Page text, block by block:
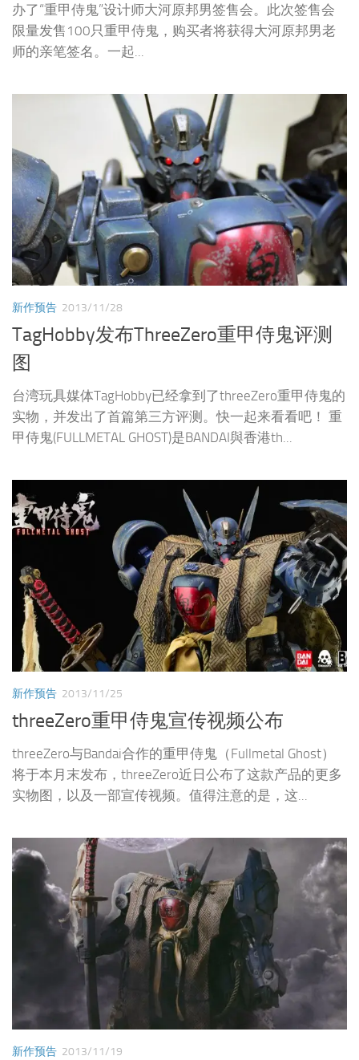
办了“重甲侍鬼”设计师大河原邦男签售会。此次签售会
限量发售100只重甲侍鬼，购买者将获得大河原邦男老
师的亲笔签名。一起...
新作预告 2013/11/28
TagHobby发布ThreeZero重甲侍鬼评测
图
台湾玩具媒体TagHobby已经拿到了threeZero重甲侍鬼的
实物，并发出了首篇第三方评测。快一起来看看吧！ 重
甲侍鬼(FULLMETAL GHOST)是BANDAI與香港th...
新作预告 2013/11/25
threeZero重甲侍鬼宣传视频公布
threeZero与Bandai合作的重甲侍鬼（Fullmetal Ghost）
将于本月末发布，threeZero近日公布了这款产品的更多
实物图，以及一部宣传视频。值得注意的是，这...
新作预告 2013/11/19